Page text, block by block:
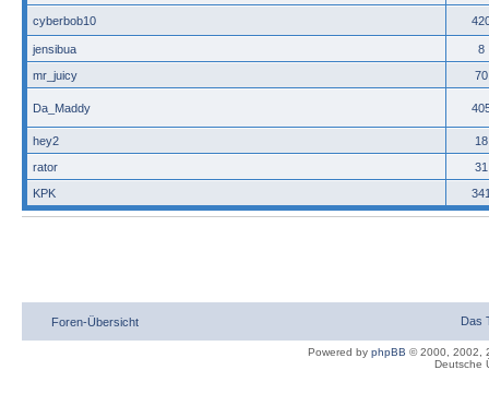
cyberbob10
jensibua
8
mr_juicy
70
Da_Maddy
hey2
18
rator
31
KPK
Foren-Übersicht Das
Powered by phpBB © 2000, 2002,
Deutsche